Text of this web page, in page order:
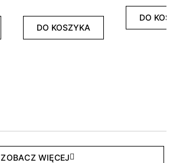
DO KOSZYKA
DO
ZOBACZ WIĘCEJ